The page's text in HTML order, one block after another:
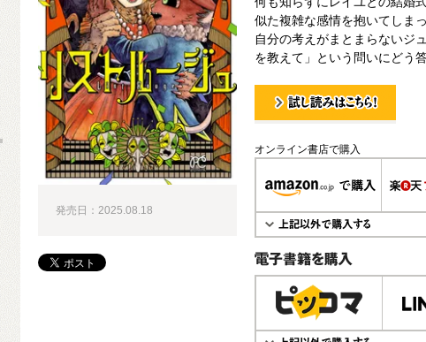
似た複雑な感情を抱いてしま
自分の考えがまとまらないジ
を教えて」という問いにどう
オンライン書店で購入
電子書籍で購入
発売日：2025.08.18